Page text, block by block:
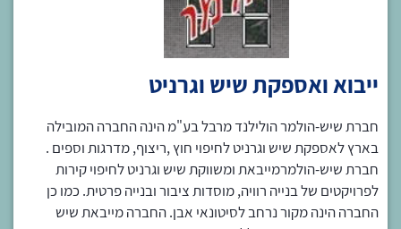
ייבוא ואספקת שיש וגרניט
חברת שיש-הולמר הולילנד מרבל בע"מ הינה החברה המובילה
בארץ לאספקת שיש וגרניט לחיפוי חוץ ,ריצוף, מדרגות וספים .
חברת שיש-הולמרמייבאת ומשווקת שיש וגרניט לחיפוי קירות
לפרויקטים של בנייה רוויה, מוסדות ציבור ובנייה פרטית. כמו כן
החברה הינה מקור נרחב לסיטונאי אבן. החברה מייבאת שיש